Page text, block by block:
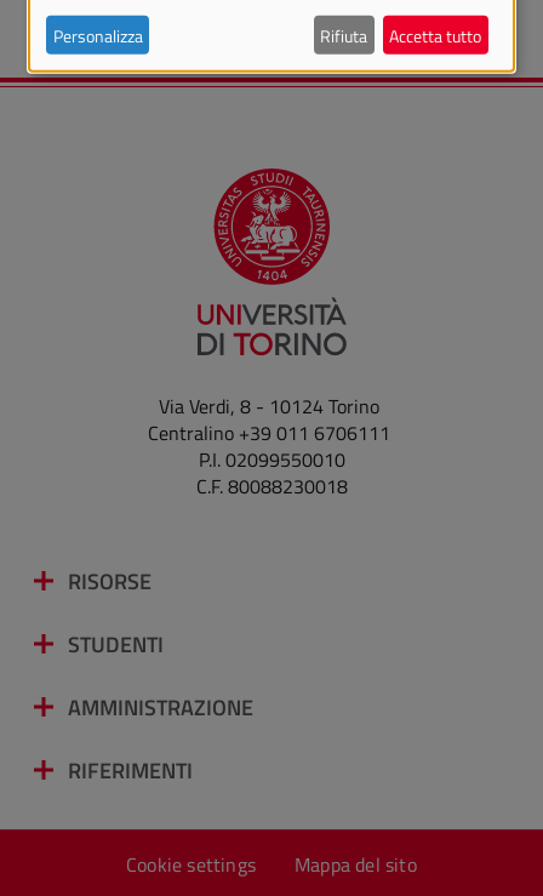
Via Verdi, 8 - 10124 Torino
Centralino +39 011 6706111
P.I. 02099550010
C.F. 80088230018
RISORSE
STUDENTI
AMMINISTRAZIONE
RIFERIMENTI
Cookie settings Mappa del sito
Personalizza Rifiuta Accetta tutto